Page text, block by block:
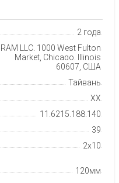
2 года
LLC, 1000 West Fulton
Market, Chicago, Illinois
60607, США
Тайвань
XX
11.6215.188.140
39
2x10
120мм